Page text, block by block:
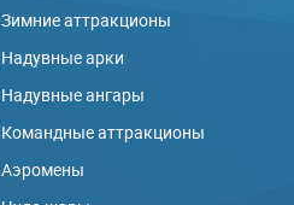
Зимние аттракционы
Надувные арки
Надувные ангары
Командные аттракционы
Аэромены